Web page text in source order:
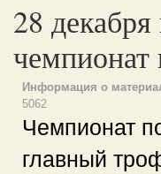
28
Информация о
5062
Чемпионат
главный